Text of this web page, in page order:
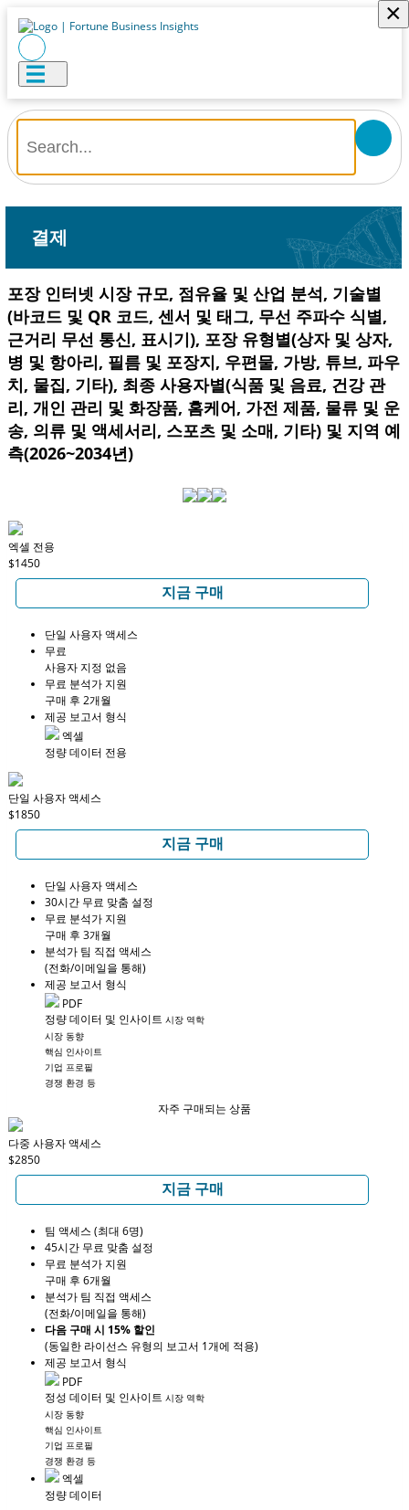
×
결제
포장 인터넷 시장 규모, 점유율 및 산업 분석, 기술별
(바코드 및 QR 코드, 센서 및 태그, 무선 주파수 식별,
근거리 무선 통신, 표시기), 포장 유형별(상자 및 상자,
병 및 항아리, 필름 및 포장지, 우편물, 가방, 튜브, 파우
치, 물집, 기타), 최종 사용자별(식품 및 음료, 건강 관
리, 개인 관리 및 화장품, 홈케어, 가전 제품, 물류 및 운
송, 의류 및 액세서리, 스포츠 및 소매, 기타) 및 지역 예
측(2026~2034년)
엑셀 전용
$1450
지금 구매
단일 사용자 액세스
무료
사용자 지정 없음
무료 분석가 지원
구매 후 2개월
제공 보고서 형식
엑셀
정량 데이터 전용
단일 사용자 액세스
$1850
지금 구매
단일 사용자 액세스
30시간 무료 맞춤 설정
무료 분석가 지원
구매 후 3개월
분석가 팀 직접 액세스
(전화/이메일을 통해)
제공 보고서 형식
PDF
정량 데이터 및 인사이트 시장 역학
시장 동향
핵심 인사이트
기업 프로필
경쟁 환경 등
자주 구매되는 상품
다중 사용자 액세스
$2850
지금 구매
팀 액세스 (최대 6명)
45시간 무료 맞춤 설정
무료 분석가 지원
구매 후 6개월
분석가 팀 직접 액세스
(전화/이메일을 통해)
다음 구매 시 15% 할인
(동일한 라이선스 유형의 보고서 1개에 적용)
제공 보고서 형식
PDF
정성 데이터 및 인사이트 시장 역학
시장 동향
핵심 인사이트
기업 프로필
경쟁 환경 등
엑셀
정량 데이터